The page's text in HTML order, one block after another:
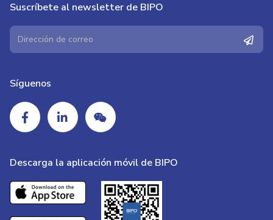
Suscríbete al newsletter de BIPO
Síguenos
Descarga la aplicación móvil de BIPO